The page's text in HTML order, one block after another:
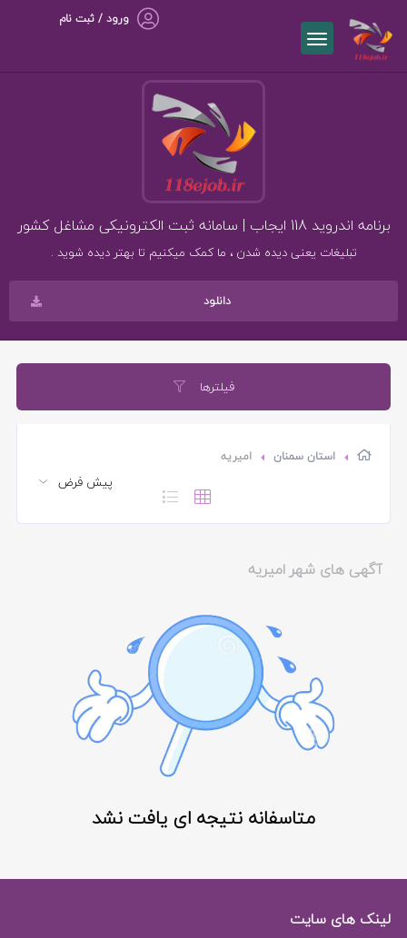
ورود / ثبت نام
برنامه اندروید 118 ایجاب | سامانه ثبت الکترونیکی مشاغل کشور
تبلیغات یعنی دیده شدن ، ما کمک میکنیم تا بهتر دیده شوید .
دانلود
فیلترها
استان سمنان امیریه
آگهی های شهر امیریه
متاسفانه نتیجه ای یافت نشد
لینک های سایت